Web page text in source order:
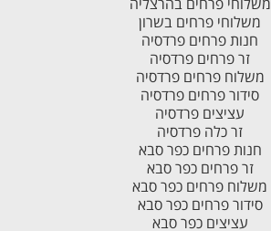
משלוחי פרחים בשרון
חנות פרחים פרדסיה
זר פרחים פרדסיה
משלוח פרחים פרדסיה
סידור פרחים פרדסיה
עציצים פרדסיה
זר כלה פרדסיה
חנות פרחים כפר סבא
זר פרחים כפר סבא
משלוח פרחים כפר סבא
סידור פרחים כפר סבא
עציצים כפר סבא